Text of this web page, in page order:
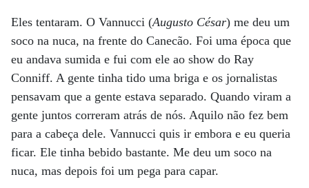
Eles tentaram. O Vannucci (Augusto César) me deu um
soco na nuca, na frente do Canecão. Foi uma época que
eu andava sumida e fui com ele ao show do Ray
Conniff. A gente tinha tido uma briga e os jornalistas
pensavam que a gente estava separado. Quando viram a
gente juntos correram atrás de nós. Aquilo não fez bem
para a cabeça dele. Vannucci quis ir embora e eu queria
ficar. Ele tinha bebido bastante. Me deu um soco na
nuca, mas depois foi um pega para capar.